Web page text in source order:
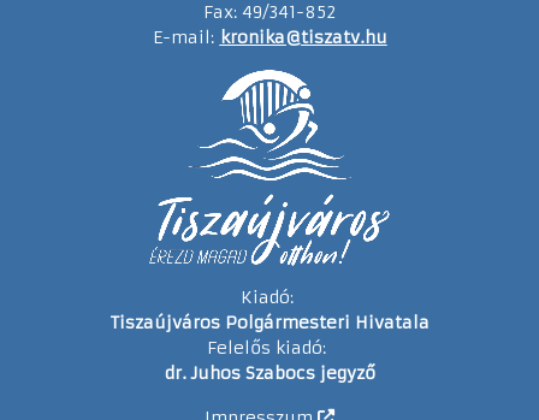
Fax: 49/341-852
E-mail: kronika@tiszatv.hu
Kiadó:
Tiszaújváros Polgármesteri Hivatala
Felelős kiadó:
dr. Juhos Szabocs jegyző